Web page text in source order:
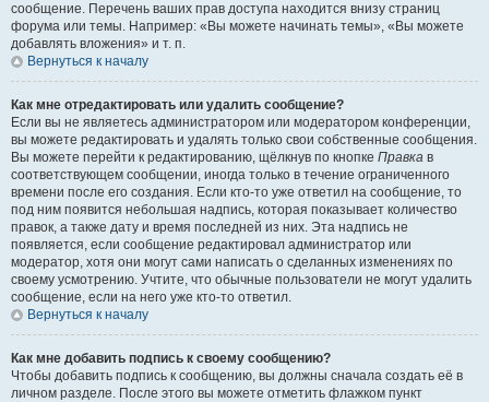
сообщение. Перечень ваших прав доступа находится внизу страниц
форума или темы. Например: «Вы можете начинать темы», «Вы можете
добавлять вложения» и т. п.
Вернуться к началу
Как мне отредактировать или удалить сообщение?
Если вы не являетесь администратором или модератором конференции,
вы можете редактировать и удалять только свои собственные сообщения.
Вы можете перейти к редактированию, щёлкнув по кнопке Правка в
соответствующем сообщении, иногда только в течение ограниченного
времени после его создания. Если кто-то уже ответил на сообщение, то
под ним появится небольшая надпись, которая показывает количество
правок, а также дату и время последней из них. Эта надпись не
появляется, если сообщение редактировал администратор или
модератор, хотя они могут сами написать о сделанных изменениях по
своему усмотрению. Учтите, что обычные пользователи не могут удалить
сообщение, если на него уже кто-то ответил.
Вернуться к началу
Как мне добавить подпись к своему сообщению?
Чтобы добавить подпись к сообщению, вы должны сначала создать её в
личном разделе. После этого вы можете отметить флажком пункт